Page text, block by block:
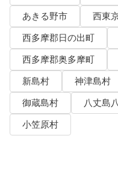
あきる野市
西東
西多摩郡日の出町
西多摩郡奥多摩町
新島村
神津島村
御蔵島村
八丈島
小笠原村